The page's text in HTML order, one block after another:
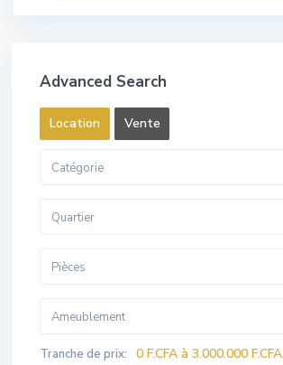
Advanced Search
Location Vente
Catégorie
Quartier
Pièces
Ameublement
Tranche de prix: 0 F.CFA à 3.000.000 F.CFA